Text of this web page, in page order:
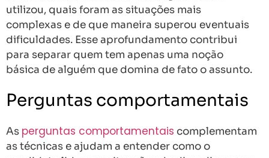
utilizou, quais foram as situações mais
complexas e de que maneira superou eventuais
dificuldades. Esse aprofundamento contribui
para separar quem tem apenas uma noção
básica de alguém que domina de fato o assunto.
Perguntas comportamentais
As perguntas comportamentais complementam
as técnicas e ajudam a entender como o